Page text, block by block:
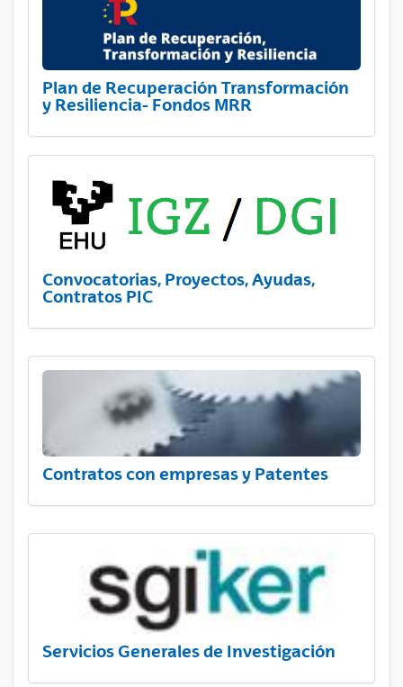
Plan de Recuperación Transformación
y Resiliencia- Fondos MRR
Convocatorias, Proyectos, Ayudas,
Contratos PIC
Contratos con empresas y Patentes
Servicios Generales de Investigación